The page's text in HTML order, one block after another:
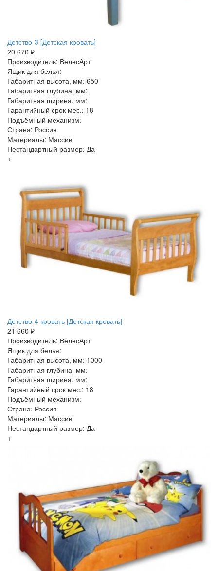
Детство-3 [Детская кровать]
20 670 ₽
Производитель: ВелесАрт
Ящик для белья:
Габаритная высота, мм: 650
Габаритная глубина, мм:
Габаритная ширина, мм:
Гарантийный срок мес.: 18
Подъёмный механизм:
Страна: Россия
Материалы: Массив
Нестандартный размер: Да
+
Детство-4 кровать [Детская кровать]
21 660 ₽
Производитель: ВелесАрт
Ящик для белья:
Габаритная высота, мм: 1000
Габаритная глубина, мм:
Габаритная ширина, мм:
Гарантийный срок мес.: 18
Подъёмный механизм:
Страна: Россия
Материалы: Массив
Нестандартный размер: Да
+